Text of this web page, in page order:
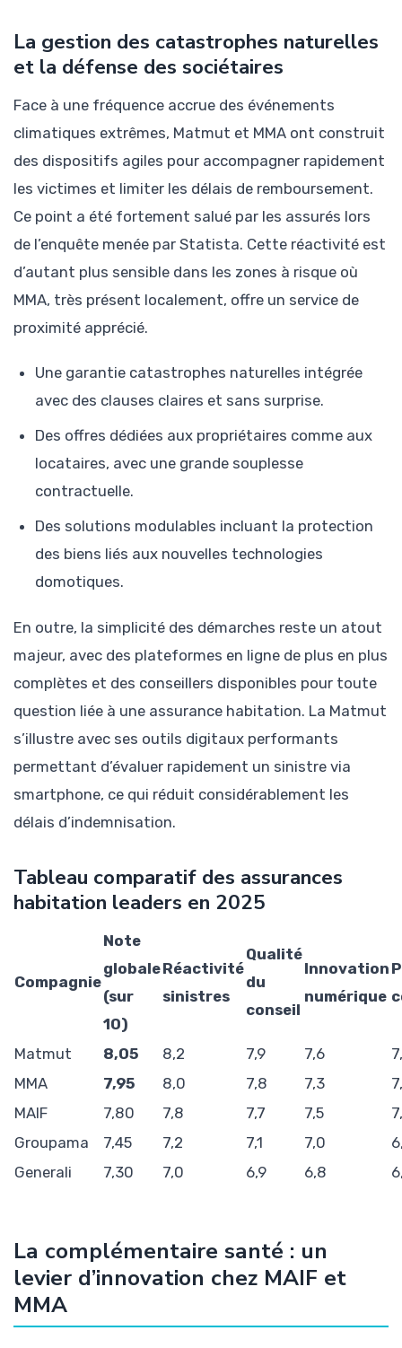
La gestion des catastrophes naturelles
et la défense des sociétaires
Face à une fréquence accrue des événements
climatiques extrêmes, Matmut et MMA ont construit
des dispositifs agiles pour accompagner rapidement
les victimes et limiter les délais de remboursement.
Ce point a été fortement salué par les assurés lors
de l’enquête menée par Statista. Cette réactivité est
d’autant plus sensible dans les zones à risque où
MMA, très présent localement, offre un service de
proximité apprécié.
Une garantie catastrophes naturelles intégrée
avec des clauses claires et sans surprise.
Des offres dédiées aux propriétaires comme aux
locataires, avec une grande souplesse
contractuelle.
Des solutions modulables incluant la protection
des biens liés aux nouvelles technologies
domotiques.
En outre, la simplicité des démarches reste un atout
majeur, avec des plateformes en ligne de plus en plus
complètes et des conseillers disponibles pour toute
question liée à une assurance habitation. La Matmut
s’illustre avec ses outils digitaux performants
permettant d’évaluer rapidement un sinistre via
smartphone, ce qui réduit considérablement les
délais d’indemnisation.
Tableau comparatif des assurances
habitation leaders en 2025
Compagnie
Note
globale
(sur
10)
Réactivité
sinistres
Qualité
du
conseil
Innovation
numérique
Matmut 8,05 8,2 7,9 7,6
MMA
7,95 8,0 7,8 7,3
MAIF
7,80 7,8 7,7 7,5
Groupama
7,45 7,2 7,1 7,0
Generali
7,30 7,0 6,9 6,8
La complémentaire santé : un
levier d’innovation chez MAIF et
MMA